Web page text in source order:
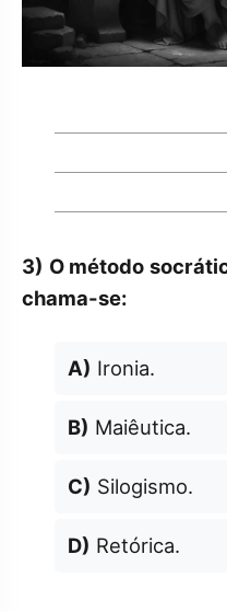
3) O método
chama-se:
A) Ironia.
B) Maiêutica.
C) Silogismo.
D) Retórica.